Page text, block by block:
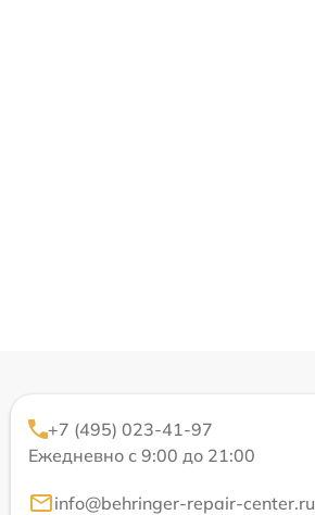
+7 (495) 023-41-97
Ежедневно с 9:00 до 21:00
info@behringer-repair-center.ru